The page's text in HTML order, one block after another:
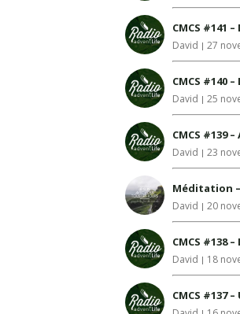
CMCS #141
David 27
CMCS #140
David 25
CMCS #139
David 23
Méditation
David 20
CMCS #138
David 18
CMCS #137